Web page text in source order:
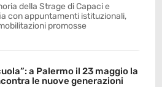
della Strage di Capaci e
con appuntamenti istituzionali,
promosse
a Palermo il 23 maggio la
le nuove generazioni